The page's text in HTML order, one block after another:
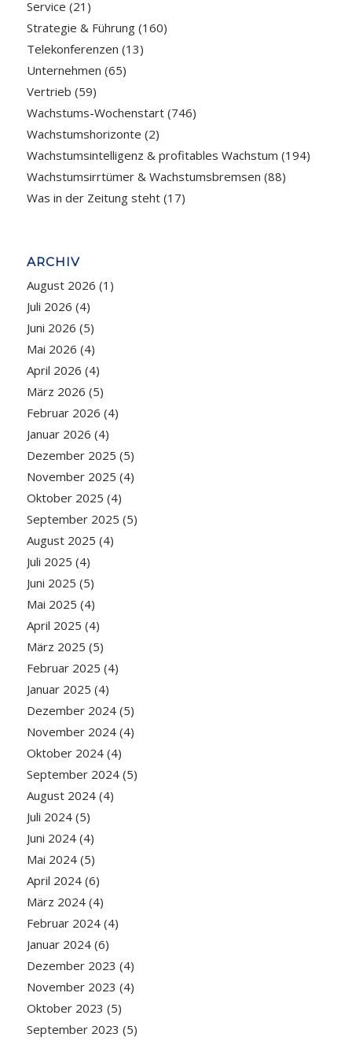
Service (21)
Strategie & Führung(160)
Telekonferenzen (13)
Unternehmen (65)
Vertrieb (59)
Wachstums-Wochenstart(746)
Wachstumshorizonte (2)
Wachstumsintelligenz & profitables Wachstum (194)
Wachstumsirrtümer & Wachstumsbremsen (88)
Was in der Zeitung steht(17)
ARCHIV
August 2026 (1)
Juli 2026 (4)
Juni 2026 (5)
Mai 2026 (4)
April 2026 (4)
März 2026 (5)
Februar 2026 (4)
Januar 2026 (4)
Dezember 2025 (5)
November 2025 (4)
Oktober 2025 (4)
September 2025 (5)
August 2025 (4)
Juli 2025 (4)
Juni 2025 (5)
Mai 2025 (4)
April 2025 (4)
März 2025 (5)
Februar 2025 (4)
Januar 2025 (4)
Dezember 2024(5)
November 2024(4)
Oktober 2024(4)
September 2024(5)
August 2024(4)
Juli 2024(5)
Juni 2024(4)
Mai 2024(5)
April 2024(6)
März 2024(4)
Februar 2024(4)
Januar 2024(6)
Dezember 2023 (4)
November 2023 (4)
Oktober 2023 (5)
September 2023 (5)